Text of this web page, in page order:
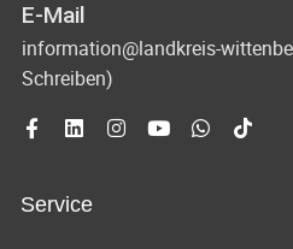
E-Mail
information@landkreis-
Schreiben)
Service